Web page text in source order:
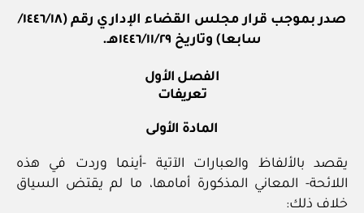
صدر بموجب قرار مجلس القضاء الإداري رقم (١٨/‏١٤٤٦‏/
سابعا) وتاريخ ٢٩/‏١١‏/١٤٤٦هـ.
الفصل الأول
تعريفات
المادة الأولى
يقصد بالألفاظ والعبارات الآتية -أينما وردت في هذه
اللائحة- المعاني المذكورة أمامها، ما لم يقتض السياق
خلاف ذلك: